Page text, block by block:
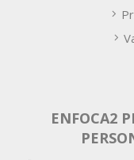
ENFOCA2